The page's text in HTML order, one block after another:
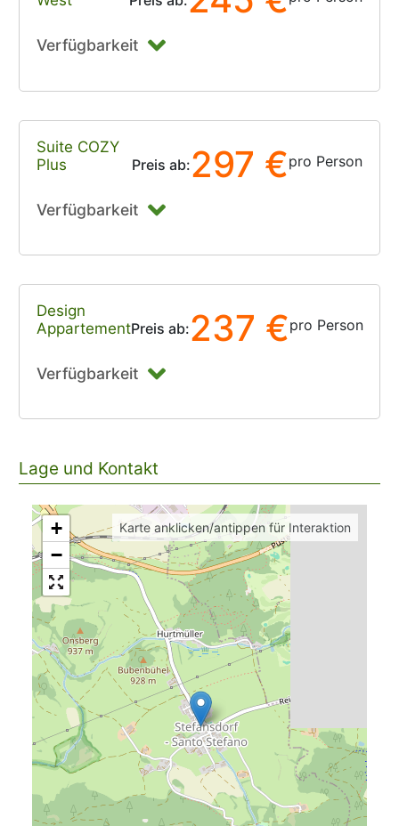
Verfügbarkeit
Suite COZY
Plus
Preis ab:297 €pro Person
Verfügbarkeit
Design
AppartementPreis ab:237 €pro Person
Verfügbarkeit
Lage und Kontakt
+
−
Karte anklicken/antippen für Interaktion